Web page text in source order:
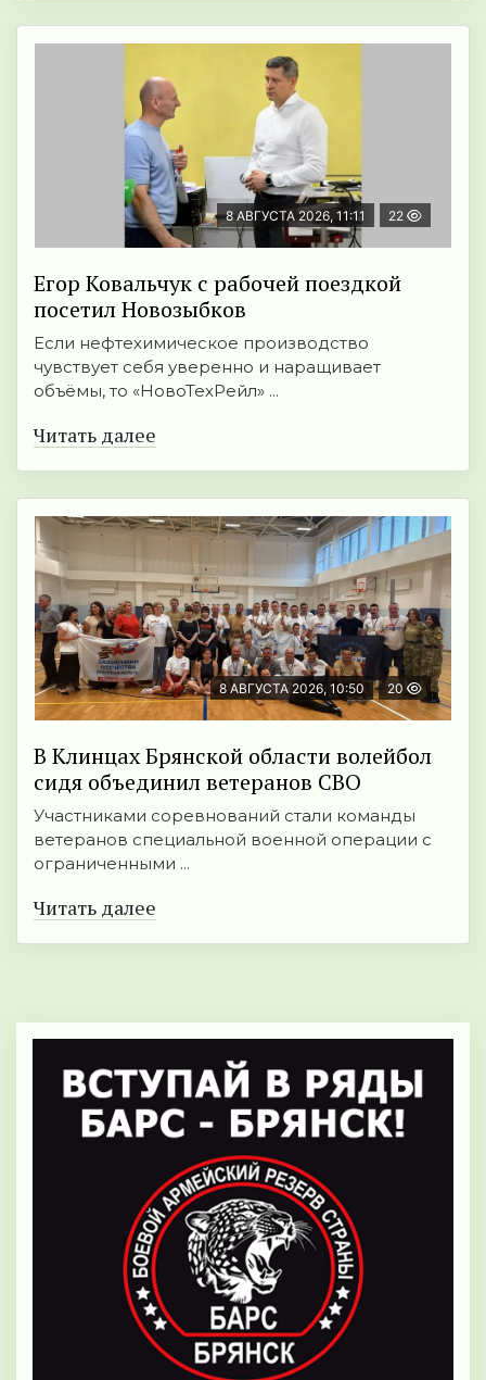
8 АВГУСТА 2026, 11:11 22
Егор Ковальчук с рабочей поездкой
посетил Новозыбков
Если нефтехимическое производство
чувствует себя уверенно и наращивает
объёмы, то «НовоТехРейл» ...
Читать далее
8 АВГУСТА 2026, 10:50 20
В Клинцах Брянской области волейбол
сидя объединил ветеранов СВО
Участниками соревнований стали команды
ветеранов специальной военной операции с
ограниченными ...
Читать далее